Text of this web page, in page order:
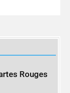
Rouges